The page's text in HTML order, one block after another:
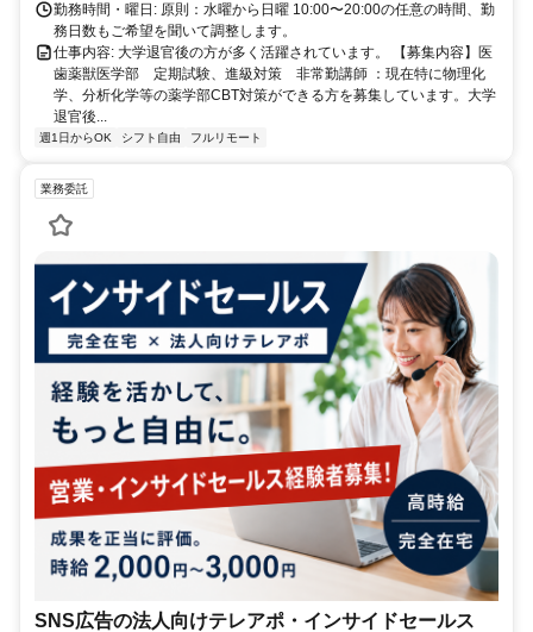
勤務時間・曜日: 原則：水曜から日曜 10:00〜20:00の任意の時間、勤
務日数もご希望を聞いて調整します。
仕事内容: 大学退官後の方が多く活躍されています。 【募集内容】医
歯薬獣医学部 定期試験、進級対策 非常勤講師 ：現在特に物理化
学、分析化学等の薬学部CBT対策ができる方を募集しています。大学
退官後...
週1日からOK シフト自由 フルリモート
業務委託
SNS広告の法人向けテレアポ・インサイドセールス